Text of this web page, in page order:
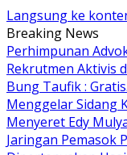
Langsung ke
Breaking News
Perhimpunan
Rekrutmen Aktivis
Bung Taufik :
Menggelar Sidang
Menyeret Edy
Jaringan Pemasok